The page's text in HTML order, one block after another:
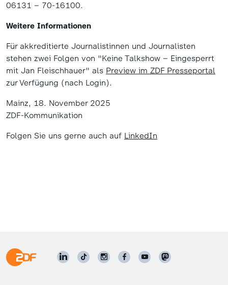
06131 – 70-16100.
Weitere Informationen
Für akkreditierte Journalistinnen und Journalisten
stehen zwei Folgen von "Keine Talkshow – Eingesperrt
mit Jan Fleischhauer" als Preview im ZDF Presseportal
zur Verfügung (nach Login).
Mainz, 18. November 2025
ZDF-Kommunikation
Folgen Sie uns gerne auch auf LinkedIn